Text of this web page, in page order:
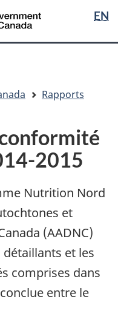
la
EN
of
Rapports
2015
Nutrition Nord
et
(AADNC)
et les
comprises dans
entre le